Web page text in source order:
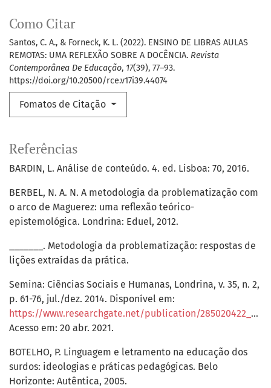
Como Citar
Santos, C. A., & Forneck, K. L. (2022). ENSINO DE LIBRAS AULAS
REMOTAS: UMA REFLEXÃO SOBRE A DOCÊNCIA. Revista
Contemporânea De Educação, 17(39), 77–93.
https://doi.org/10.20500/rce.v17i39.44074
Fomatos de Citação
Referências
BARDIN, L. Análise de conteúdo. 4. ed. Lisboa: 70, 2016.
BERBEL, N. A. N. A metodologia da problematização com
o arco de Maguerez: uma reflexão teórico-
epistemológica. Londrina: Eduel, 2012.
_______. Metodologia da problematização: respostas de
lições extraídas da prática.
Semina: Ciências Sociais e Humanas, Londrina, v. 35, n. 2,
p. 61-76, jul./dez. 2014. Disponível em:
https://www.researchgate.net/publication/285020422_Metodologia_da_problematizacao_respostas_de_licoes_extraidas_da_pratica/link/569be9b808ae748dfb103afd/download
Acesso em: 20 abr. 2021.
BOTELHO, P. Linguagem e letramento na educação dos
surdos: ideologias e práticas pedagógicas. Belo
Horizonte: Autêntica, 2005.